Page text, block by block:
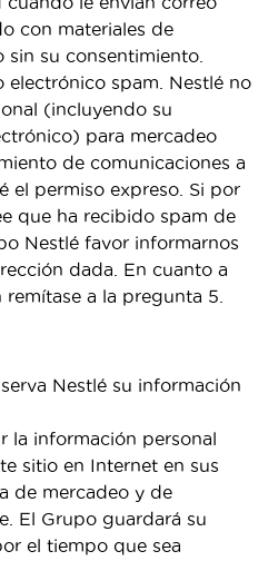
con materiales de
su consentimiento.
electrónico spam. Nestlé no
(incluyendo su
para mercadeo
de comunicaciones a
el permiso expreso. Si por
que ha recibido spam de
Nestlé favor informarnos
dada. En cuanto a
a la pregunta 5.
Nestlé su información
la información personal
sitio en Internet en sus
de mercadeo y de
El Grupo guardará su
el tiempo que sea